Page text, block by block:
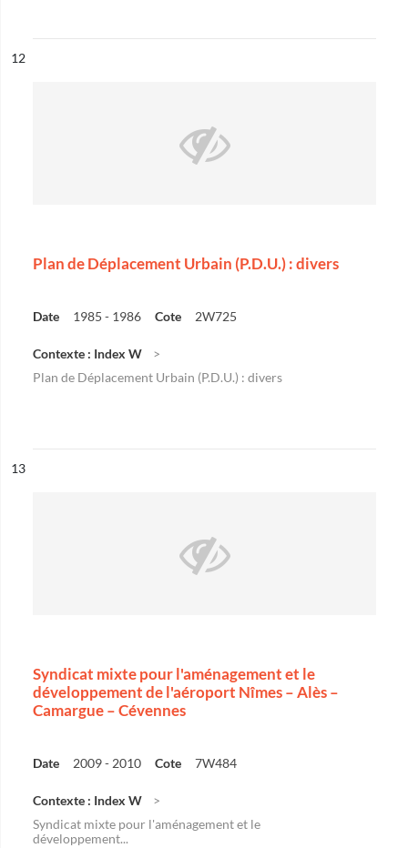
n°
12
Plan de Déplacement Urbain (P.D.U.) : divers
Date 1985 - 1986 Cote 2W725
Contexte : Index W
Plan de Déplacement Urbain (P.D.U.) : divers
n°
13
Syndicat mixte pour l'aménagement et le
développement de l'aéroport Nîmes – Alès –
Camargue – Cévennes
Date 2009 - 2010 Cote 7W484
Contexte : Index W
Syndicat mixte pour l'aménagement et le
développement...